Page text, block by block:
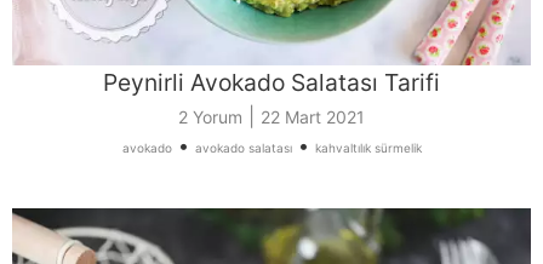
Peynirli Avokado Salatası Tarifi
2 Yorum 22 Mart 2021
avokado• avokado salatası• kahvaltılık sürmelik